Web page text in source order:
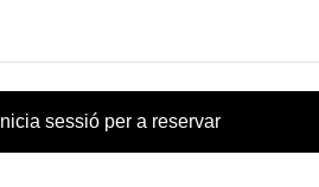
Inicia sessió per a reservar